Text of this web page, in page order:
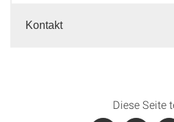
Kontakt
Diese Seite